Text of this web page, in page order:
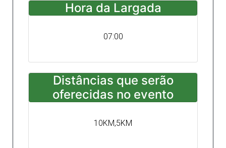
Hora da Largada
07:00
Distâncias que serão
oferecidas no evento
10KM,5KM